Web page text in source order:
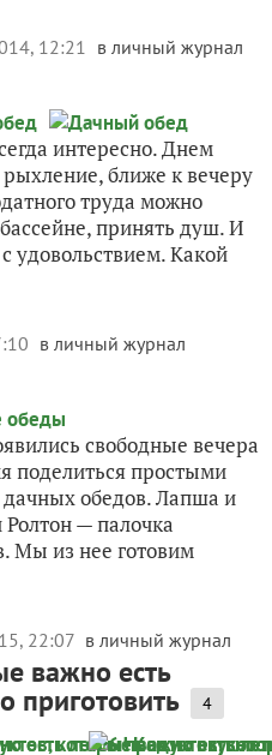
12:21 в личный журнал
интересно. Днем
ближе к вечеру
труда можно
принять душ. И
удовольствием. Какой
в личный журнал
свободные вечера
поделиться простыми
обедов. Лапша и
— палочка
Мы из нее готовим
22:07 в личный журнал
важно есть
приготовить 4